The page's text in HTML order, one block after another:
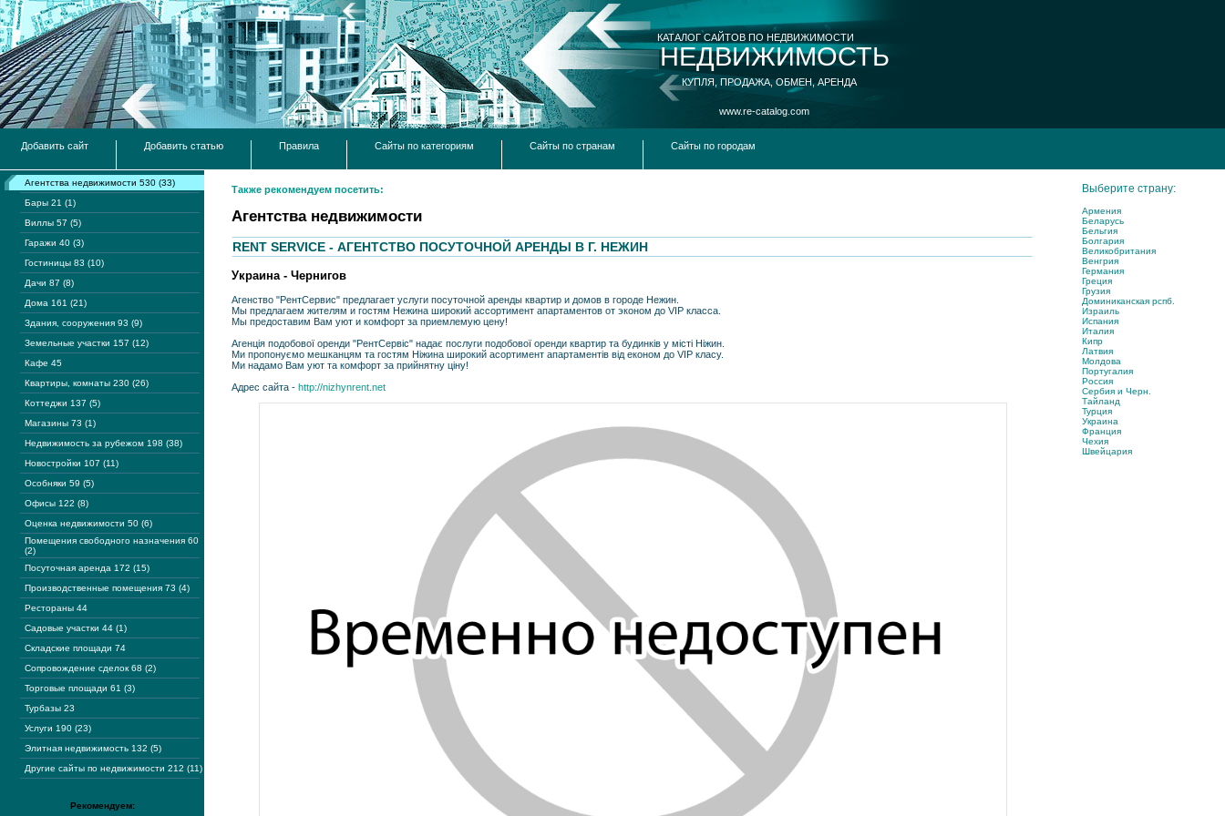
КАТАЛОГ САЙТОВ ПО НЕДВИЖИМОСТИ
НЕДВИЖИМОСТЬ
КУПЛЯ, ПРОДАЖА, ОБМЕН, АРЕНДА
www.re-catalog.com
Добавить сайт Добавить статью Правила Сайты по категориям Сайты по странам Сайты по городам
Агентства недвижимости 530 (33)
Бары 21 (1)
Виллы 57 (5)
Гаражи 40 (3)
Гостиницы 83 (10)
Дачи 87 (8)
Дома 161 (21)
Здания, сооружения 93 (9)
Земельные участки 157 (12)
Кафе 45
Квартиры, комнаты 230 (26)
Коттеджи 137 (5)
Магазины 73 (1)
Недвижимость за рубежом 198 (38)
Новостройки 107 (11)
Особняки 59 (5)
Офисы 122 (8)
Оценка недвижимости 50 (6)
Помещения свободного назначения 60
(2)
Посуточная аренда 172 (15)
Производственные помещения 73 (4)
Рестораны 44
Садовые участки 44 (1)
Складские площади 74
Сопровождение сделок 68 (2)
Торговые площади 61 (3)
Турбазы 23
Услуги 190 (23)
Элитная недвижимость 132 (5)
Другие сайты по недвижимости 212 (11)
Рекомендуем:
Также рекомендуем посетить:
Агентства недвижимости
RENT SERVICE - АГЕНТСТВО ПОСУТОЧНОЙ АРЕНДЫ В Г. НЕЖИН
Украина - Чернигов
Агенство "РентСервис" предлагает услуги посуточной аренды квартир и домов в городе Нежин.
Мы предлагаем жителям и гостям Нежина широкий ассортимент апартаментов от эконом до VIP класса.
Мы предоставим Вам уют и комфорт за приемлемую цену!
Агенція подобової оренди "РентСервіс" надає послуги подобової оренди квартир та будинків у місті Ніжин.
Ми пропонуємо мешканцям та гостям Ніжина широкий асортимент апартаментів від економ до VIP класу.
Ми надамо Вам уют та комфорт за прийнятну ціну!
Адрес сайта - http://nizhynrent.net
Выберите страну:
Армения
Беларусь
Бельгия
Болгария
Великобритания
Венгрия
Германия
Греция
Грузия
Доминиканская рспб.
Израиль
Испания
Италия
Кипр
Латвия
Молдова
Португалия
Россия
Сербия и Черн.
Тайланд
Турция
Украина
Франция
Чехия
Швейцария